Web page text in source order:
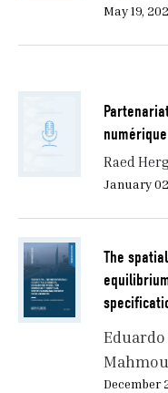
May 19,
Raed
January
The
December